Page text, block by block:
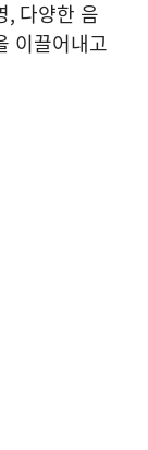
, 다양한 음
이끌어내고